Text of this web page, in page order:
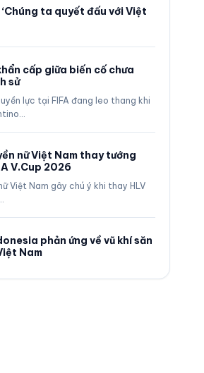
ta quyết đấu với Việt
cấp giữa biến cố chưa
sử
lực tại FIFA đang leo thang khi
nữ Việt Nam thay tướng
V.Cup 2026
Việt Nam gây chú ý khi thay HLV
phản ứng về vũ khí săn
Nam